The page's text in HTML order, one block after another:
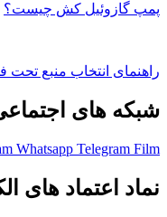
پمپ گازوئیل کش چیست؟
راهنمای انتخاب منبع تحت
شبکه های
Whatsapp Telegram Film
نماد اعتماد های